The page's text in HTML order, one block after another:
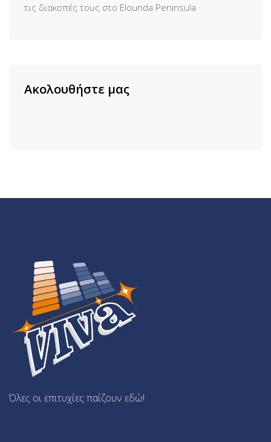
τις διακοπές τους στο Elounda Peninsula
Ακολουθήστε μας
Όλες οι επιτυχίες παίζουν εδώ!